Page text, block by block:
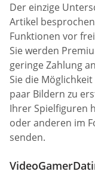
Der einzige
Artikel
Funktionen vor
Sie werden
geringe Zahlung
Sie die
paar Bildern zu
Ihrer Spielfiguren
oder anderen im
senden.